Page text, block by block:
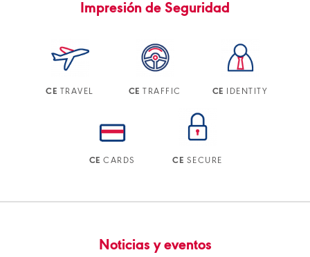
Impresión de Seguridad
CE TRAVEL CE TRAFFIC CE IDENTITY
CE CARDS CE SECURE
Noticias y eventos